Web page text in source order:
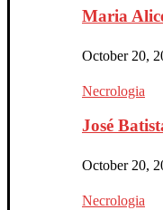
Maria
October 20,
Necrologia
José
October 20,
Necrologia